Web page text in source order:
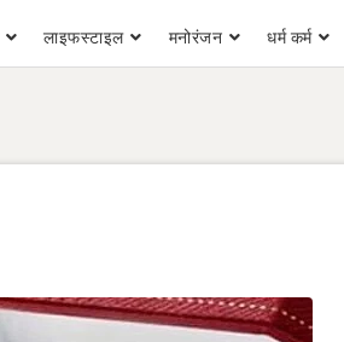
लाइफस्टाइल मनोरंजन धर्म कर्म